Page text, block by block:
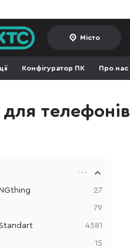
Місто
Конфігуратор ПК Про нас
телефонів
27
79
4581
15